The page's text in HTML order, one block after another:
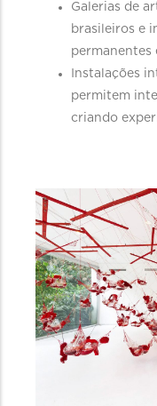
Galerias de
brasileiros e
permanentes
Instalações
permitem
criando